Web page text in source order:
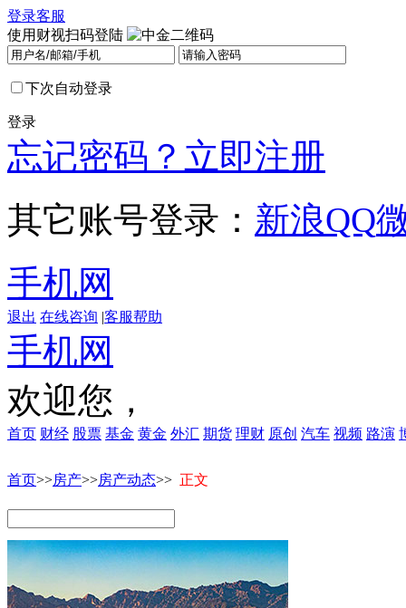
登录客服
使用财视扫码登陆
下次自动登录
登录
忘记密码？ 立即注册
其它账号登录： 新浪QQ
手机网
退出 在线咨询 |客服帮助
手机网
欢迎您，
首页 财经 股票 基金 黄金 外汇 期货 理财 原创 汽车 视频 路演
首页>>房产>>房产动态>> 正文